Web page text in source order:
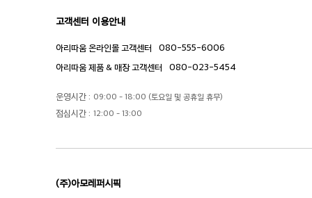
고객센터 이용안내
아리따움 온라인몰 고객센터 080-555-6006
아리따움 제품 & 매장 고객센터 080-023-5454
운영시간 : 09:00 - 18:00 (토요일 및 공휴일 휴무)
점심시간 : 12:00 - 13:00
(주)아모레퍼시픽